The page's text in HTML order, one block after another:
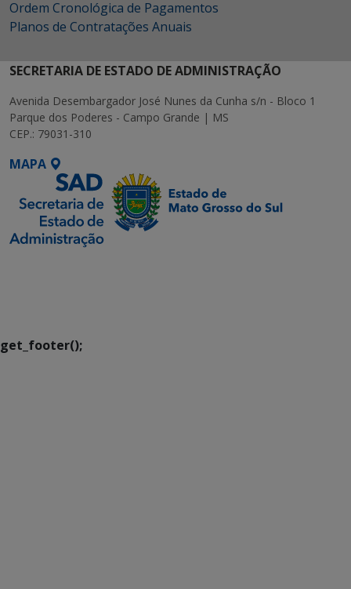
Ordem Cronológica de Pagamentos
Planos de Contratações Anuais
SECRETARIA DE ESTADO DE ADMINISTRAÇÃO
Avenida Desembargador José Nunes da Cunha s/n - Bloco 1
Parque dos Poderes - Campo Grande | MS
CEP.: 79031-310
MAPA
get_footer();